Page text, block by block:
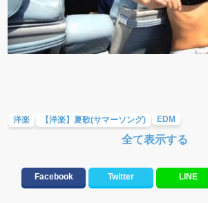
洋楽 【洋楽】夏歌(サマーソング)
EDM
テンションが
全て表示する
Facebook Twitter LINE